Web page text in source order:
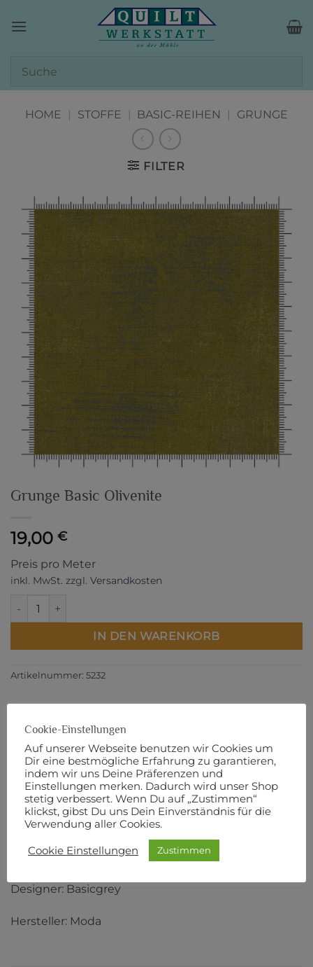
Inhalt
HOME | STOFFE | BASIC-REIHEN | GRUNGE
FILTER
Grunge Basic Olivenite
19,00 €
Preis pro Meter
inkl. MwSt. zzgl. Versandkosten
IN DEN WARENKORB
Artikelnummer: 5232
BESCHREIBUNG
ZUSÄTZLICHE INFORMATIONEN
PRODUKTSICHERHEIT
110 cm Breite
100% Baumwolle
Designer: Basicgrey
Hersteller: Moda
Cookie-Einstellungen
Auf unserer Webseite benutzen wir Cookies um
Dir eine bestmögliche Erfahrung zu garantieren,
indem wir uns Deine Präferenzen und
Einstellungen merken. Dadurch wird unser Shop
stetig verbessert. Wenn Du auf „Zustimmen“
klickst, gibst Du uns Dein Einverständnis für die
Verwendung aller Cookies.
Cookie Einstellungen Zustimmen